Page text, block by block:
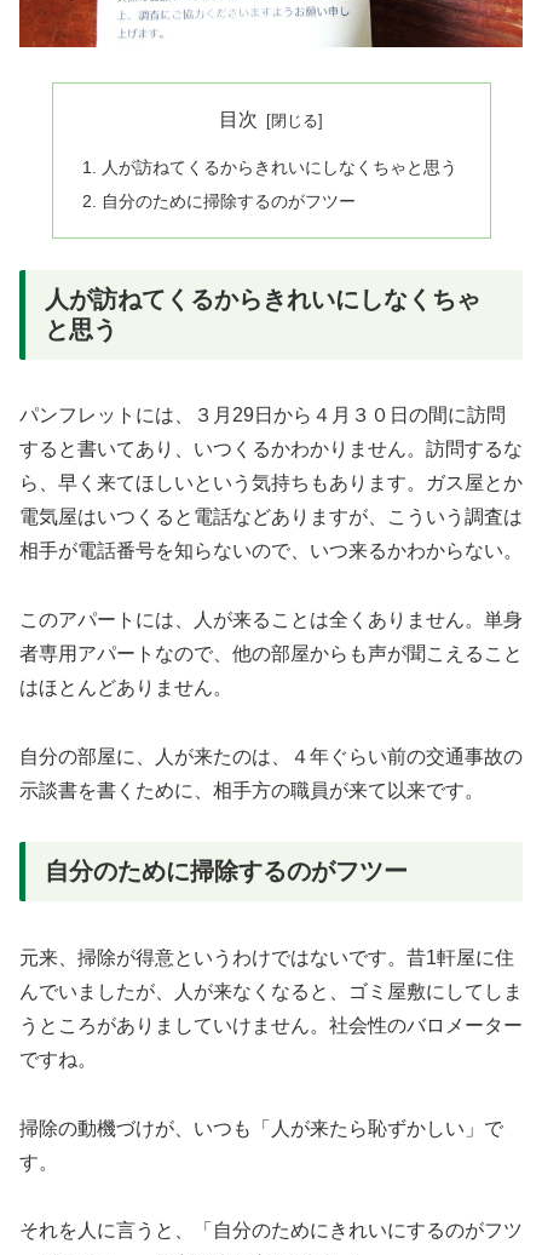
目次
人が訪ねてくるからきれいにしなくちゃと思う
自分のために掃除するのがフツー
人が訪ねてくるからきれいにしなくちゃ
と思う
パンフレットには、３月29日から４月３０日の間に訪問
すると書いてあり、いつくるかわかりません。訪問するな
ら、早く来てほしいという気持ちもあります。ガス屋とか
電気屋はいつくると電話などありますが、こういう調査は
相手が電話番号を知らないので、いつ来るかわからない。
このアパートには、人が来ることは全くありません。単身
者専用アパートなので、他の部屋からも声が聞こえること
はほとんどありません。
自分の部屋に、人が来たのは、４年ぐらい前の交通事故の
示談書を書くために、相手方の職員が来て以来です。
自分のために掃除するのがフツー
元来、掃除が得意というわけではないです。昔1軒屋に住
んでいましたが、人が来なくなると、ゴミ屋敷にしてしま
うところがありましていけません。社会性のバロメーター
ですね。
掃除の動機づけが、いつも「人が来たら恥ずかしい」で
す。
それを人に言うと、「自分のためにきれいにするのがフツ